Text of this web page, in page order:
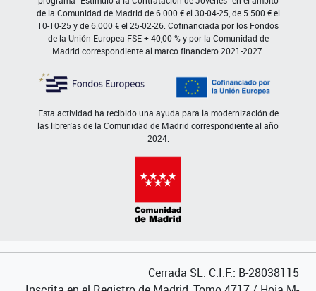
de la Comunidad de Madrid de 6.000 € el 30-04-25, de 5.500 € el
10-10-25 y de 6.000 € el 25-02-26. Cofinanciada por los Fondos
de la Unión Europea FSE + 40,00 % y por la Comunidad de
Madrid correspondiente al marco financiero 2021-2027.
Esta actividad ha recibido una ayuda para la modernización de
las librerías de la Comunidad de Madrid correspondiente al año
2024.
Cerrada SL. C.I.F.: B-28038115